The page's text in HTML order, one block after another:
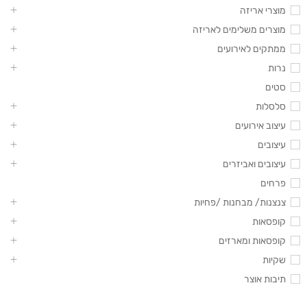
מוצרי אריזה
מוצרים משלימים לאריזה
ממתקים לאירועים
נרות
סטים
סלסלות
עיצוב אירועים
עיצובים
עיצובים ואביזרים
פרחים
צנצנות/ מבחנות /פחיות
קופסאות
קופסאות ומארזים
שקיות
תיבות אוצר